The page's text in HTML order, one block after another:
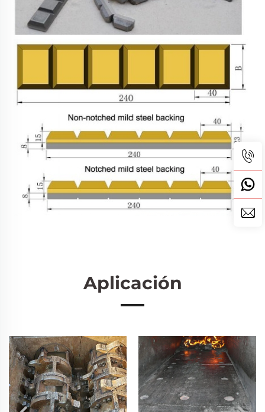
Aplicación